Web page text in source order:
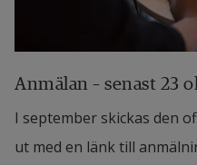
Anmälan – senast 23
I september skickas den
ut med en länk till